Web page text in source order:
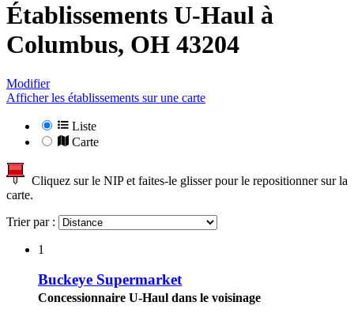
Établissements U-Haul à
Columbus, OH 43204
Modifier
Afficher les établissements sur une carte
Liste
Carte
Cliquez sur le NIP et faites-le glisser pour le repositionner sur la
carte.
Trier par :
1
Buckeye Supermarket
Concessionnaire U-Haul dans le voisinage